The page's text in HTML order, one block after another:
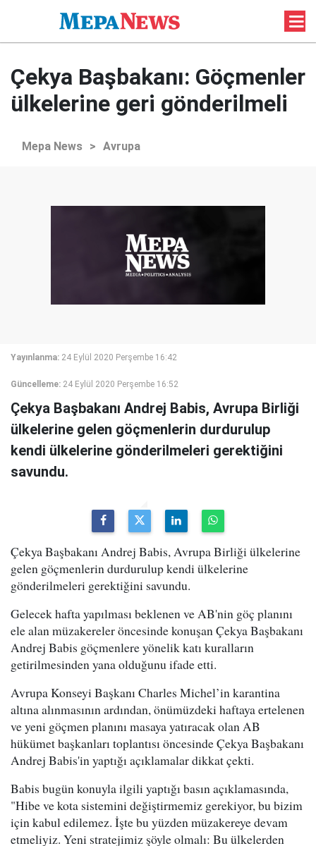
Çekya Başbakanı: Göçmenler
ülkelerine geri gönderilmeli
Mepa News > Avrupa
Yayınlanma: 24 Eylül 2020 Perşembe 16:42
Güncelleme: 24 Eylül 2020 Perşembe 16:52
Çekya Başbakanı Andrej Babis, Avrupa Birliği
ülkelerine gelen göçmenlerin durdurulup
kendi ülkelerine gönderilmeleri gerektiğini
savundu.
Çekya Başbakanı Andrej Babis, Avrupa Birliği ülkelerine
gelen göçmenlerin durdurulup kendi ülkelerine
gönderilmeleri gerektiğini savundu.
Gelecek hafta yapılması beklenen ve AB'nin göç planını
ele alan müzakereler öncesinde konuşan Çekya Başbakanı
Andrej Babis göçmenlere yönelik katı kuralların
getirilmesinden yana olduğunu ifade etti.
Avrupa Konseyi Başkanı Charles Michel’in karantina
altına alınmasının ardından, önümüzdeki haftaya ertelenen
ve yeni göçmen planını masaya yatıracak olan AB
hükümet başkanları toplantısı öncesinde Çekya Başbakanı
Andrej Babis'in yaptığı açıklamalar dikkat çekti.
Babis bugün konuyla ilgili yaptığı basın açıklamasında,
"Hibe ve kota sistemini değiştirmemiz gerekiyor, bu bizim
için kabul edilemez. İşte bu yüzden müzakereye devam
etmeliyiz. Yeni stratejimiz şöyle olmalı: Bu ülkelerden